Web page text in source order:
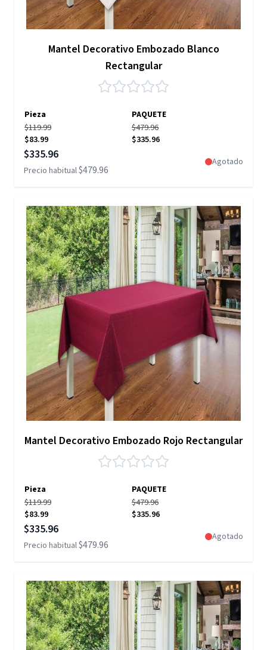
Mantel Decorativo Embozado Blanco
Rectangular
Pieza
PAQUETE
$119.99
$83.99
$479.96
$335.96
Precio especial
$335.96
Precio habitual$479.96
Agotado
Mantel Decorativo Embozado Rojo Rectangular
Pieza
PAQUETE
$119.99
$83.99
$479.96
$335.96
Precio especial
$335.96
Precio habitual$479.96
Agotado